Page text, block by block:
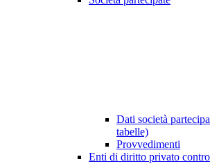
Dati società
tabelle)
Provvedimenti
Enti di diritto privato